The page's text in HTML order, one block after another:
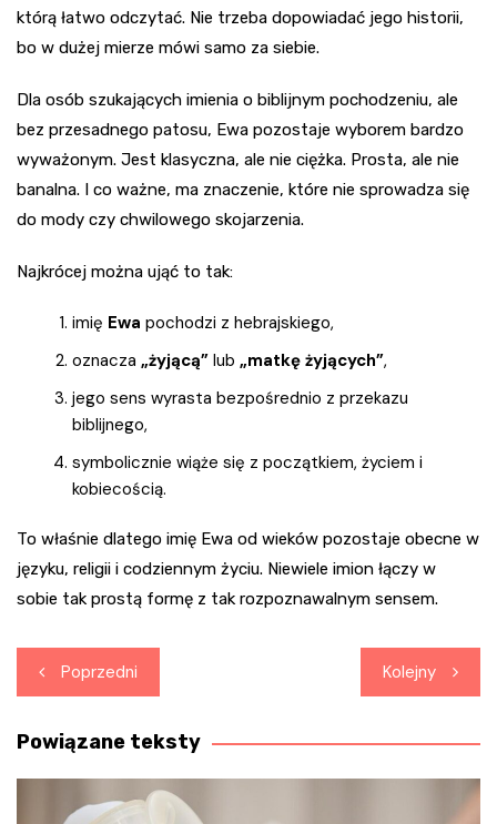
którą łatwo odczytać. Nie trzeba dopowiadać jego historii,
bo w dużej mierze mówi samo za siebie.
Dla osób szukających imienia o biblijnym pochodzeniu, ale
bez przesadnego patosu, Ewa pozostaje wyborem bardzo
wyważonym. Jest klasyczna, ale nie ciężka. Prosta, ale nie
banalna. I co ważne, ma znaczenie, które nie sprowadza się
do mody czy chwilowego skojarzenia.
Najkrócej można ująć to tak:
imię Ewa pochodzi z hebrajskiego,
oznacza „żyjącą” lub „matkę żyjących”,
jego sens wyrasta bezpośrednio z przekazu
biblijnego,
symbolicznie wiąże się z początkiem, życiem i
kobiecością.
To właśnie dlatego imię Ewa od wieków pozostaje obecne w
języku, religii i codziennym życiu. Niewiele imion łączy w
sobie tak prostą formę z tak rozpoznawalnym sensem.
Nawigacja
wpisu
Poprzedni Kolejny
Powiązane teksty